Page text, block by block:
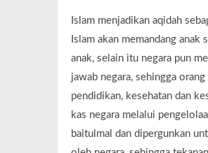
Islam menjadikan aqidah
Islam akan memandang
anak, selain itu negara pun
jawab negara, sehingga
pendidikan, kesehatan dan
kas negara melalui
baitulmal dan dipergunkan